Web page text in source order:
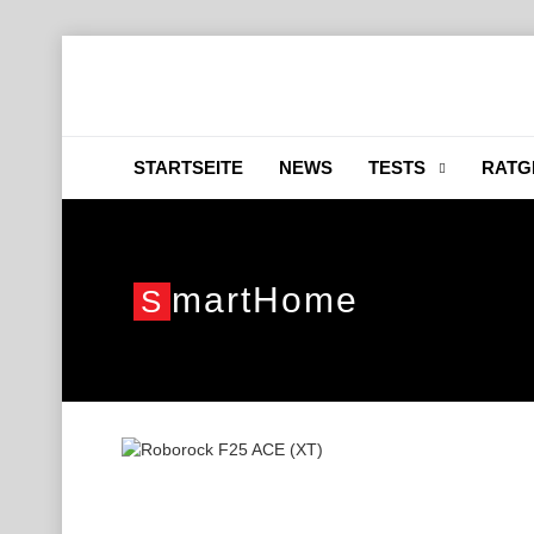
STARTSEITE NEWS TESTS
S MartHome